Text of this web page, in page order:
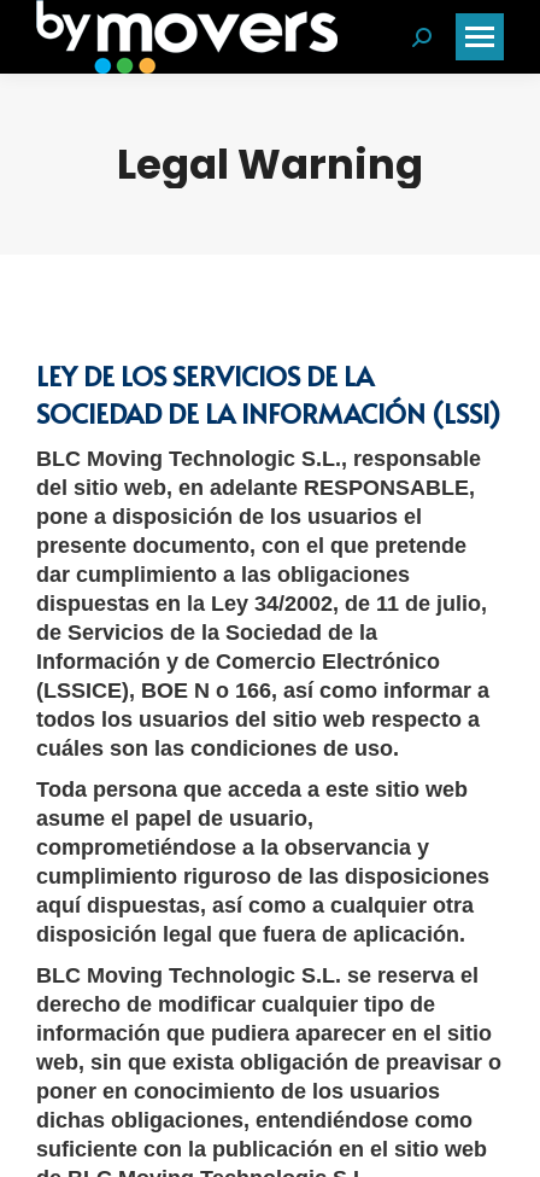
Search:
Legal Warning
LEY DE LOS SERVICIOS DE LA
SOCIEDAD DE LA INFORMACIÓN (LSSI)
BLC Moving Technologic S.L., responsable
del sitio web, en adelante RESPONSABLE,
pone a disposición de los usuarios el
presente documento, con el que pretende
dar cumplimiento a las obligaciones
dispuestas en la Ley 34/2002, de 11 de julio,
de Servicios de la Sociedad de la
Información y de Comercio Electrónico
(LSSICE), BOE N o 166, así como informar a
todos los usuarios del sitio web respecto a
cuáles son las condiciones de uso.
Toda persona que acceda a este sitio web
asume el papel de usuario,
comprometiéndose a la observancia y
cumplimiento riguroso de las disposiciones
aquí dispuestas, así como a cualquier otra
disposición legal que fuera de aplicación.
BLC Moving Technologic S.L. se reserva el
derecho de modificar cualquier tipo de
información que pudiera aparecer en el sitio
web, sin que exista obligación de preavisar o
poner en conocimiento de los usuarios
dichas obligaciones, entendiéndose como
suficiente con la publicación en el sitio web